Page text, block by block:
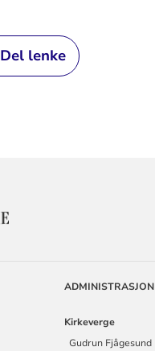
Del lenke
KONTAKTINFORMASJON
ADMINISTRASJON
Kirkeverge
Gudrun Fjågesund